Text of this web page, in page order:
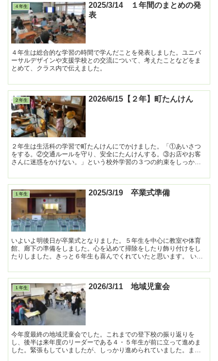
４年生
2025/3/14 １年間のまとめの発
表
４年生は総合的な学習の時間で学んだことを発表しました。ユニバ
ーサルデザインや支援学校との交流について、考えたことなどをま
とめて、クラス内で伝えました。
２年生 2026/6/15【２年】町たんけん
２年生は生活科の学習で町たんけんにでかけました。「①あいさつ
をする。②交通ルールを守り、安全にたんけんする。③お店やお客
さんに迷惑をかけない。」という校外学習の３つの約束をしっかり
１年生 2025/3/19 卒業式準備
いよいよ明後日が卒業式となりました。５年生を中心に教室や体育
館、廊下の準備をしました。心を込めて掃除をしたり飾り付けをし
たりしました。きっと６年生も喜んでくれていたと思います。 いい
１年生 2026/3/11 地域児童会
今年度最終の地域児童会でした。これまでの登下校の振り返りを
し、後半は来年度のリーダーである４・５年生が前に立って進めま
した。緊張もしていましたが、しっかり進められていました。また